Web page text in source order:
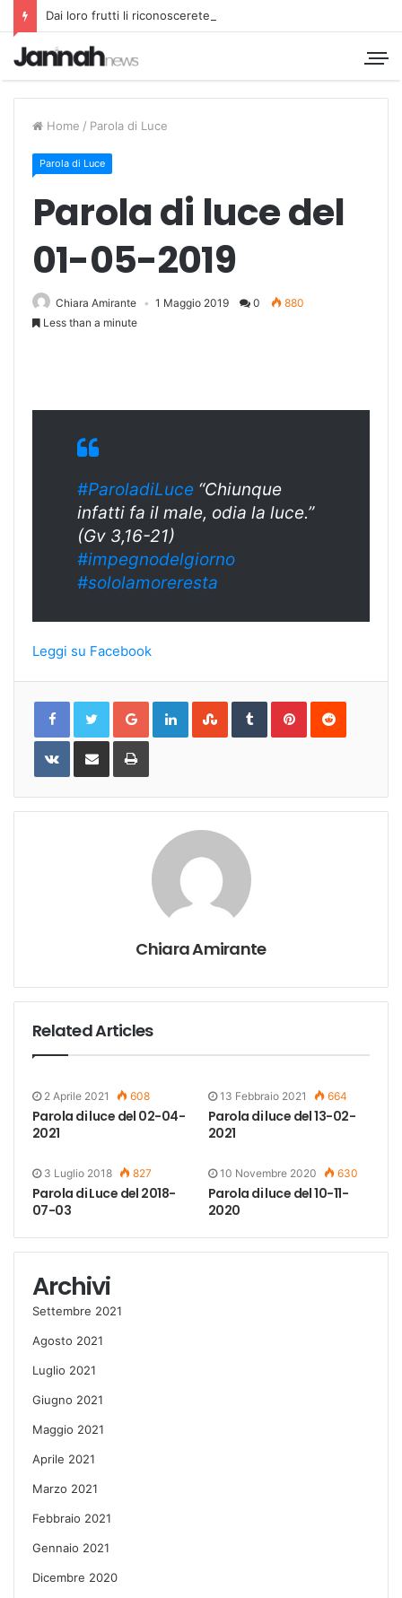
Dai loro frutti li riconoscerete
Home / Parola di Luce
Parola di Luce
Parola di luce del
01-05-2019
Chiara Amirante 1 Maggio 2019 0
880
Less than a minute
#ParoladiLuce “Chiunque
infatti fa il male, odia la luce.”
(Gv 3,16-21)
#impegnodelgiorno
#sololamoreresta
Leggi su Facebook
Google+LinkedInStumbleUpon
TumblrPinterestReddit
VKontakteShare
Email
Print
Chiara Amirante
Related Articles
2 Aprile 2021 608
Parola di luce del 02-04-
2021
13 Febbraio 2021 664
Parola di luce del 13-02-
2021
3 Luglio 2018 827
Parola di Luce del 2018-
07-03
10 Novembre 2020 630
Parola di luce del 10-11-
2020
Archivi
Settembre 2021
Agosto 2021
Luglio 2021
Giugno 2021
Maggio 2021
Aprile 2021
Marzo 2021
Febbraio 2021
Gennaio 2021
Dicembre 2020